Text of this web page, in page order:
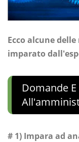
Ecco alcune
imparato
Domande
# 1) Impara ad